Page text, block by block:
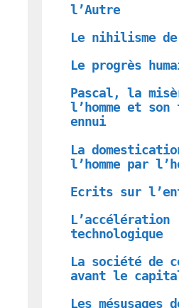
l’Autre
Le nihilisme
Le progrès
Pascal, la
l’homme et
ennui
La
l’homme par
Ecrits sur
L’accélération
technologique
La société de
avant le
Les mésusages